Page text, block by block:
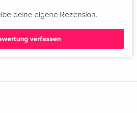
deine eigene Rezension.
verfassen